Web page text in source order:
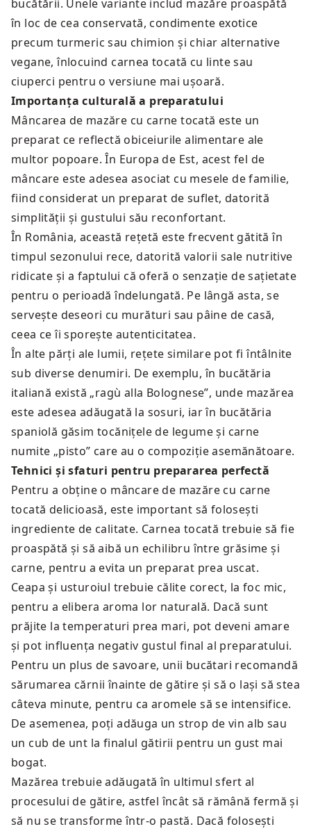
bucătării. Unele variante includ mazăre proaspătă
în loc de cea conservată, condimente exotice
precum turmeric sau chimion și chiar alternative
vegane, înlocuind carnea tocată cu linte sau
ciuperci pentru o versiune mai ușoară.
Importanța culturală a preparatului
Mâncarea de mazăre cu carne tocată este un
preparat ce reflectă obiceiurile alimentare ale
multor popoare. În Europa de Est, acest fel de
mâncare este adesea asociat cu mesele de familie,
fiind considerat un preparat de suflet, datorită
simplității și gustului său reconfortant.
În România, această rețetă este frecvent gătită în
timpul sezonului rece, datorită valorii sale nutritive
ridicate și a faptului că oferă o senzație de sațietate
pentru o perioadă îndelungată. Pe lângă asta, se
servește deseori cu murături sau pâine de casă,
ceea ce îi sporește autenticitatea.
În alte părți ale lumii, rețete similare pot fi întâlnite
sub diverse denumiri. De exemplu, în bucătăria
italiană există „ragù alla Bolognese”, unde mazărea
este adesea adăugată la sosuri, iar în bucătăria
spaniolă găsim tocănițele de legume și carne
numite „pisto” care au o compoziție asemănătoare.
Tehnici și sfaturi pentru prepararea perfectă
Pentru a obține o mâncare de mazăre cu carne
tocată delicioasă, este important să folosești
ingrediente de calitate. Carnea tocată trebuie să fie
proaspătă și să aibă un echilibru între grăsime și
carne, pentru a evita un preparat prea uscat.
Ceapa și usturoiul trebuie călite corect, la foc mic,
pentru a elibera aroma lor naturală. Dacă sunt
prăjite la temperaturi prea mari, pot deveni amare
și pot influența negativ gustul final al preparatului.
Pentru un plus de savoare, unii bucătari recomandă
sărumarea cărnii înainte de gătire și să o lași să stea
câteva minute, pentru ca aromele să se intensifice.
De asemenea, poți adăuga un strop de vin alb sau
un cub de unt la finalul gătirii pentru un gust mai
bogat.
Mazărea trebuie adăugată în ultimul sfert al
procesului de gătire, astfel încât să rămână fermă și
să nu se transforme într-o pastă. Dacă folosești